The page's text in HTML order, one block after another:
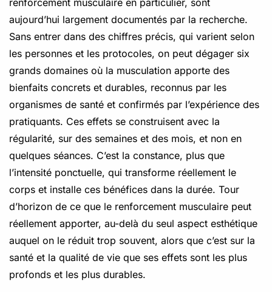
aujourd’hui largement documentés par la recherche.
Sans entrer dans des chiffres précis, qui varient selon
les personnes et les protocoles, on peut dégager six
grands domaines où la musculation apporte des
bienfaits concrets et durables, reconnus par les
organismes de santé et confirmés par l’expérience des
pratiquants. Ces effets se construisent avec la
régularité, sur des semaines et des mois, et non en
quelques séances. C’est la constance, plus que
l’intensité ponctuelle, qui transforme réellement le
corps et installe ces bénéfices dans la durée. Tour
d’horizon de ce que le renforcement musculaire peut
réellement apporter, au-delà du seul aspect esthétique
auquel on le réduit trop souvent, alors que c’est sur la
santé et la qualité de vie que ses effets sont les plus
profonds et les plus durables.